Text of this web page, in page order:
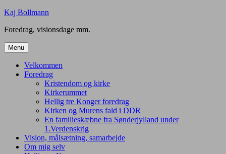
Skip
content
Kaj Bollmann
Foredrag, visionsdage mm.
Menu
Velkommen
Foredrag
Kristendom og kirke
Kirkerummet
Hellig tre Konger foredrag
Kirken og Murens fald i DDR
En familieskæbne fra Sønderjylland under
1.Verdenskrig
Vision, målsætning, samarbejde
Om mig selv